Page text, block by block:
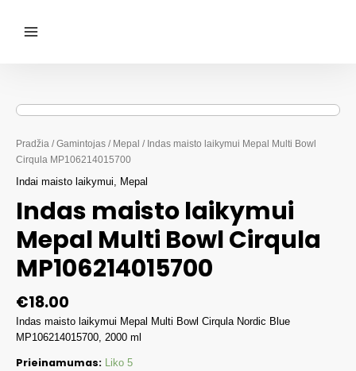
turinio
Pradžia /Gamintojas / Mepal / Indas maisto laikymui Mepal Multi Bowl
Cirqula MP106214015700
Indai maisto laikymui, Mepal
Indas maisto laikymui
Mepal Multi Bowl Cirqula
MP106214015700
€18.00
Indas maisto laikymui Mepal Multi Bowl Cirqula Nordic Blue
MP106214015700, 2000 ml
Prieinamumas: Liko 5